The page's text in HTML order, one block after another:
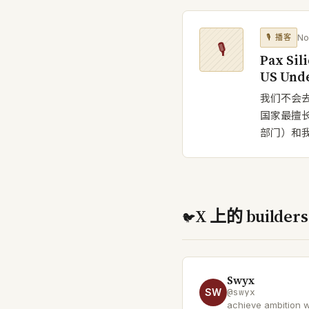
🎙
🎙 播客
Pax
US
我们不会
国家最擅
部门）和
🐦X 上的 builders
SW
Swyx
@swyx
achieve ambition